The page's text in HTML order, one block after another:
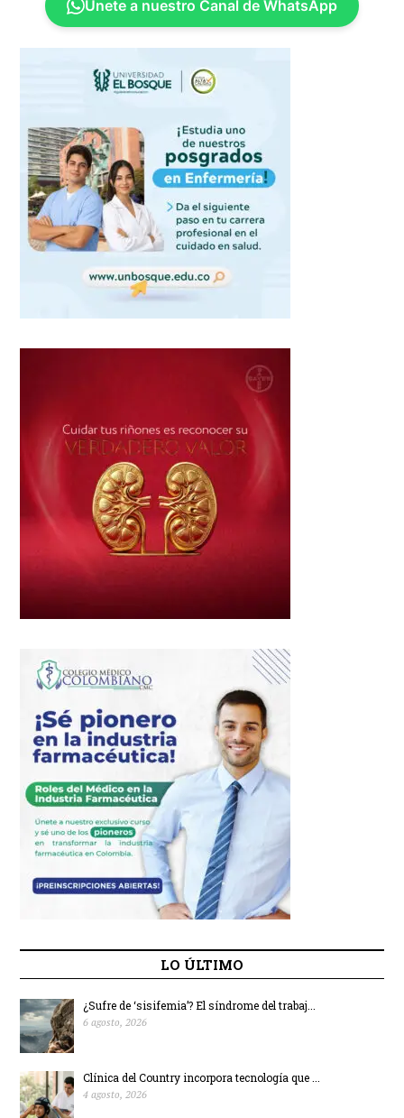
Únete a nuestro Canal de WhatsApp
LO ÚLTIMO
¿Sufre de ‘sisifemia’? El síndrome del trabaj...
6 agosto, 2026
Clínica del Country incorpora tecnología que ...
4 agosto, 2026